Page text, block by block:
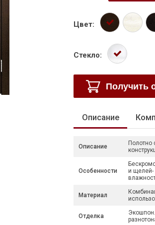
Цвет:
Стекло:
Получить
Описание
Описание
Полотно
Особенности
и щелей-
Материал
Отделка
Экошпон.